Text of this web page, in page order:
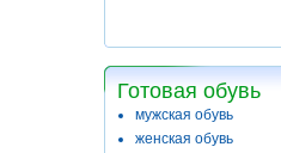
Готовая обувь
мужская обувь
женская обувь